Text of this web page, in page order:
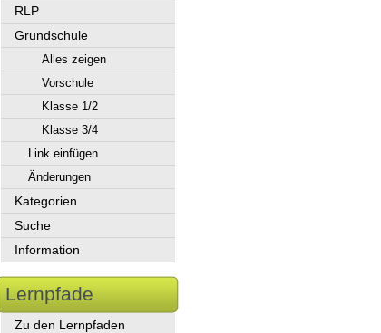
RLP
Grundschule
Alles zeigen
Vorschule
Klasse 1/2
Klasse 3/4
Link einfügen
Änderungen
Kategorien
Suche
Information
Lernpfade
Zu den Lernpfaden